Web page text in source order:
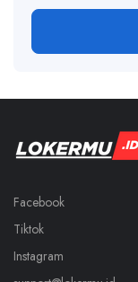
Facebook
Tiktok
Instagram